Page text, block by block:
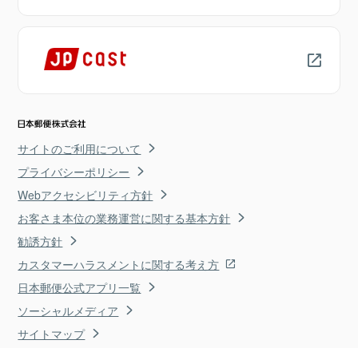
サイトのご利用について
プライバシーポリシー
Webアクセシビリティ方針
お客さま本位の業務運営に関する基本方針
勧誘方針
カスタマーハラスメントに関する考え方
日本郵便公式アプリ一覧
ソーシャルメディア
サイトマップ